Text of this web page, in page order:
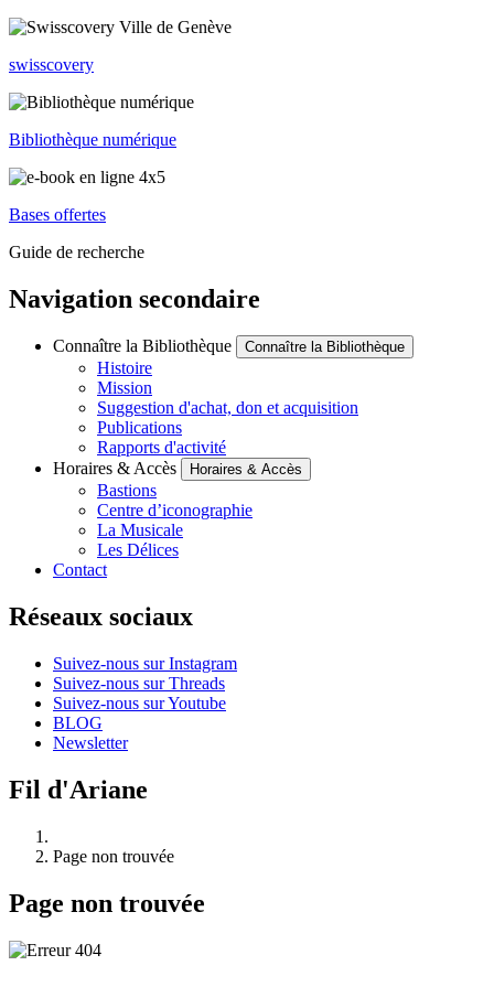
swisscovery
Bibliothèque numérique
Bases offertes
Guide de recherche
Navigation secondaire
Connaître la Bibliothèque Connaître la Bibliothèque
Histoire
Mission
Suggestion d'achat, don et acquisition
Publications
Rapports d'activité
Horaires & Accès
Horaires & Accès
Bastions
Centre d’iconographie
La Musicale
Les Délices
Contact
Réseaux sociaux
Suivez-nous sur Instagram
Suivez-nous sur Threads
Suivez-nous sur Youtube
BLOG
Newsletter
Fil d'Ariane
Page non trouvée
Page non trouvée